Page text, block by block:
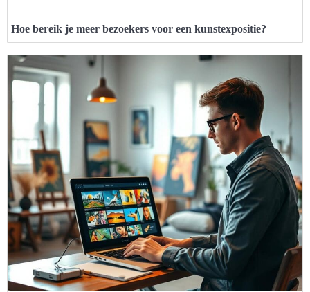
Hoe bereik je meer bezoekers voor een kunstexpositie?